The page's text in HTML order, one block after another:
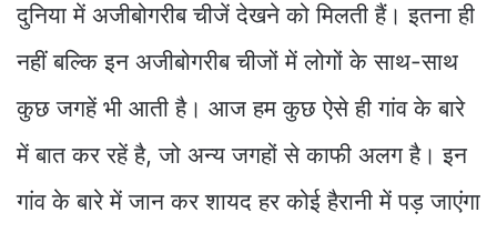
दुनिया में अजीबोगरीब चीजें देखने को मिलती हैं। इतना ही
नहीं बल्कि इन अजीबोगरीब चीजों में लोगों के साथ-साथ
कुछ जगहें भी आती है। आज हम कुछ ऐसे ही गांव के बारे
में बात कर रहें है, जो अन्य जगहों से काफी अलग है। इन
गांव के बारे में जान कर शायद हर कोई हैरानी में पड़ जाएंगा